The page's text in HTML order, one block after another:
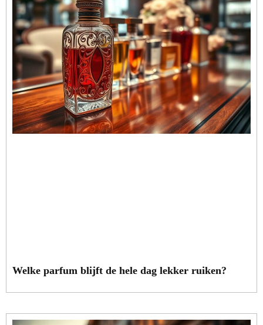
Welke parfum blijft de hele dag lekker ruiken?